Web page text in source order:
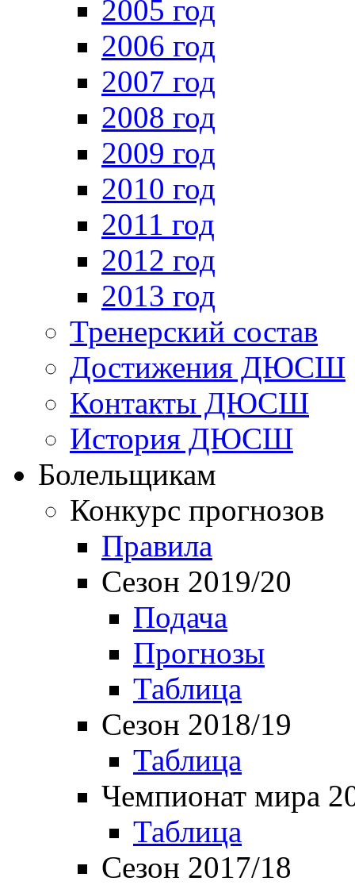
2005 год
2006 год
2007 год
2008 год
2009 год
2010 год
2011 год
2012 год
2013 год
Тренерский состав
Достижения ДЮСШ
Контакты ДЮСШ
История ДЮСШ
Болельщикам
Конкурс прогнозов
Правила
Сезон 2019/20
Подача
Прогнозы
Таблица
Сезон 2018/19
Таблица
Чемпионат мира
Таблица
Сезон 2017/18